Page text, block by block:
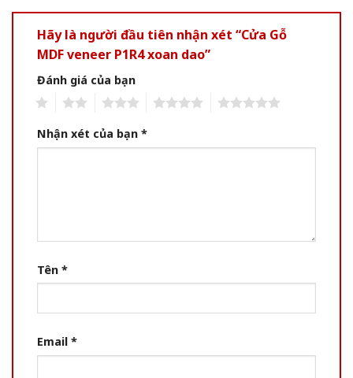
Hãy là người đầu tiên nhận xét “Cửa Gỗ
MDF veneer P1R4 xoan dao”
Đánh giá của bạn
Nhận xét của bạn *
Tên *
Email *